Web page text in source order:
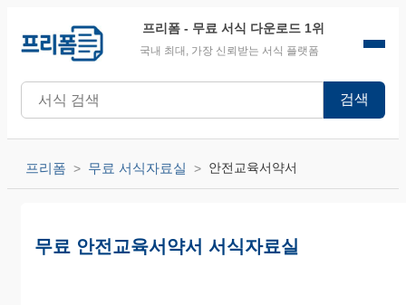
프리폼 - 무료 서식 다운로드 1위
국내 최대, 가장 신뢰받는 서식 플랫폼
검색
프리폼 무료 서식자료실 안전교육서약서
무료 안전교육서약서 서식자료실